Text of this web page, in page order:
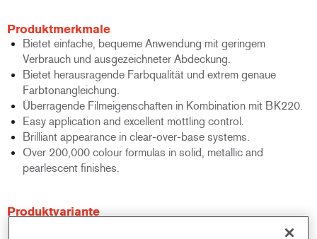
Produktmerkmale
Bietet einfache, bequeme Anwendung mit geringem
Verbrauch und ausgezeichneter Abdeckung.
Bietet herausragende Farbqualität und extrem genaue
Farbtonangleichung.
Überragende Filmeigenschaften in Kombination mit BK220.
Easy application and excellent mottling control.
Brilliant appearance in clear-over-base systems.
Over 200,000 colour formulas in solid, metallic and
pearlescent finishes.
Produktvariante